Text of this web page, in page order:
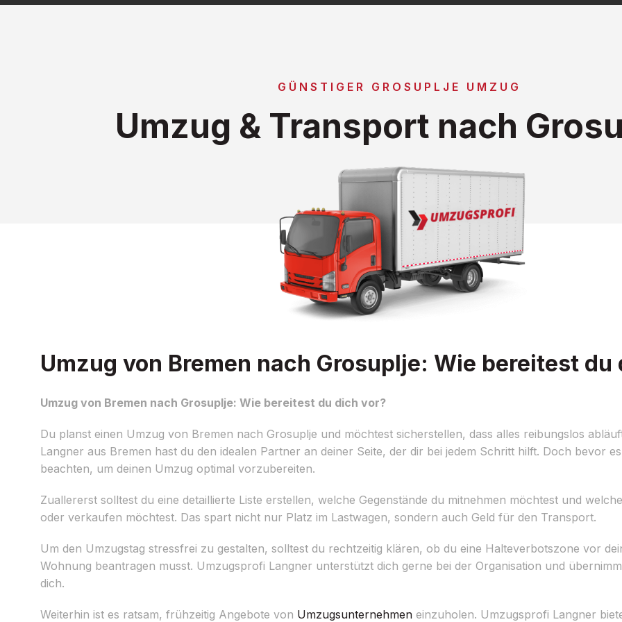
GÜNSTIGER GROSUPLJE UMZUG
Umzug & Transport nach
Umzug von Bremen nach Grosuplje: Wie bereitest du
Umzug von Bremen nach Grosuplje: Wie bereitest du dich vor?
Du planst einen Umzug von Bremen nach Grosuplje und möchtest sicherstellen, dass alles reibungslos
Langner aus Bremen hast du den idealen Partner an deiner Seite, der dir bei jedem Schritt hilft. Doch bevor
beachten, um deinen Umzug optimal vorzubereiten.
Zuallererst solltest du eine detaillierte Liste erstellen, welche Gegenstände du mitnehmen möchtest und
oder verkaufen möchtest. Das spart nicht nur Platz im Lastwagen, sondern auch Geld für den Transport.
Um den Umzugstag stressfrei zu gestalten, solltest du rechtzeitig klären, ob du eine Halteverbotszone vor
Wohnung beantragen musst. Umzugsprofi Langner unterstützt dich gerne bei der Organisation und
dich.
Weiterhin ist es ratsam, frühzeitig Angebote von Umzugsunternehmen einzuholen. Umzugsprofi Langner